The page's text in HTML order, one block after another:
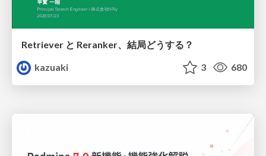
Retriever と Reranker、結局どうする？
kazuaki
3 680